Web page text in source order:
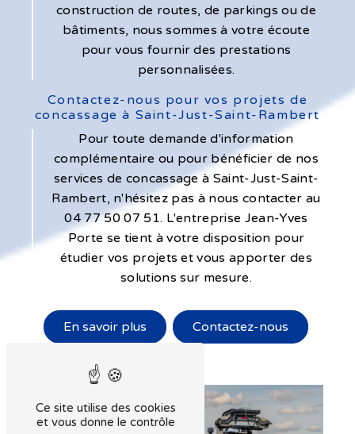
construction de routes, de parkings ou de
bâtiments, nous sommes à votre écoute
pour vous fournir des prestations
personnalisées.
Contactez-nous pour vos projets de
concassage à Saint-Just-Saint-Rambert
Pour toute demande d'information
complémentaire ou pour bénéficier de nos
services de concassage à Saint-Just-Saint-
Rambert, n'hésitez pas à nous contacter au
04 77 50 07 51. L'entreprise Jean-Yves
Porte se tient à votre disposition pour
étudier vos projets et vous apporter des
solutions sur mesure.
En savoir plus Contactez-nous
Ce site utilise des cookies
et vous donne le contrôle